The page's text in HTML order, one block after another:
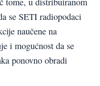
se SETI radiopodaci
naučene na
i mogućnost da se
ponovno obradi